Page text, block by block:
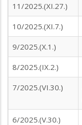
11/2025.(XI.27.)
10/2025.(XI.7.)
9/2025.(X.1.)
8/2025.(IX.2.)
7/2025.(VI.30.)
6/2025.(V.30.)